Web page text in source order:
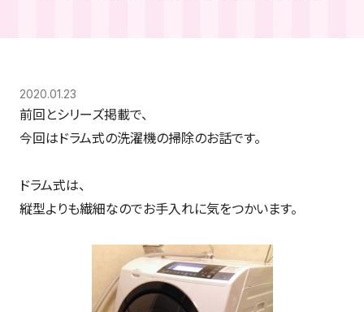
2020.01.23
前回とシリーズ掲載で、
今回はドラム式の洗濯機の掃除のお話です。
ドラム式は、
縦型よりも繊細なのでお手入れに気をつかいます。